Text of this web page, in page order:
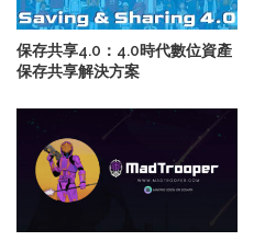
保存共享4.0：4.0時代數位資產
保存共享解決方案